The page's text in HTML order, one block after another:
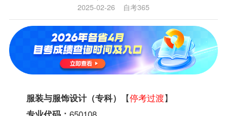
2025-02-26 自考365
服装与服饰设计（专科） 【停考过渡】